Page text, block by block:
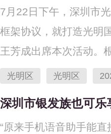
7月22日下午，深圳市
框架协议，就打造光明
王芳成出席本次活动。
光明区 光明区
深圳市银发族也可乐
“原来手机语音助手能